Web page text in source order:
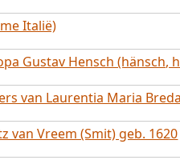
Italië)
Gustav Hensch (hänsch,
van Laurentia Maria
van Vreem (Smit) geb. 1620